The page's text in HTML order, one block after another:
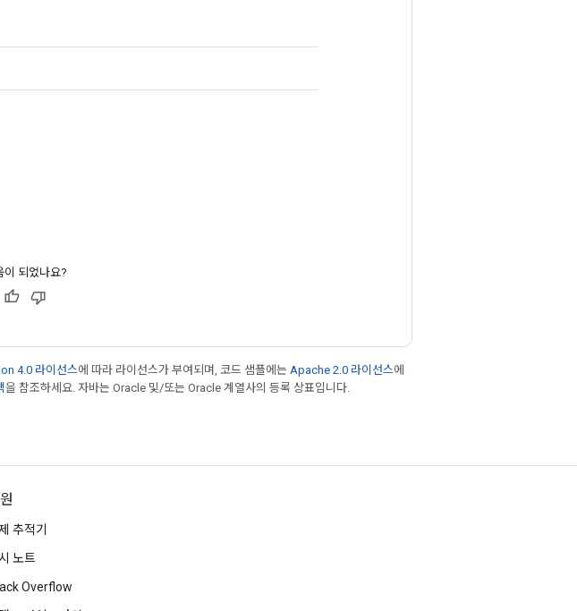
이 되었나요?
4.0 라이선스에 따라 라이선스가 부여되며, 코드 샘플에는 Apache 2.0 라이선스에
을 참조하세요. 자바는 Oracle 및/또는 Oracle 계열사의 등록 상표입니다.
추적기
노트
Overflow